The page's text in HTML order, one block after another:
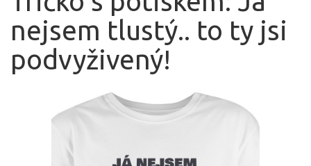
nejsem tlustý.. to ty jsi
podvyživený!